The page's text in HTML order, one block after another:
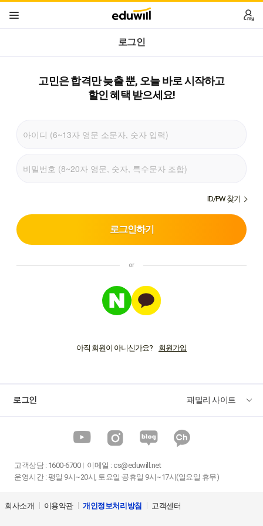
로그인
고민은 합격만 늦출 뿐, 오늘 바로 시작하고
할인 혜택 받으세요!
ID/PW 찾기
로그인하기
아직 회원이 아니신가요?
로그인 패밀리 사이트
고객상담: 1600-6700 이메일 : cs@eduwill.net
운영시간 : 평일 9시~20시, 토요일·공휴일 9시~17시(일요일 휴무)
회사소개 이용약관 개인정보처리방침 고객센터